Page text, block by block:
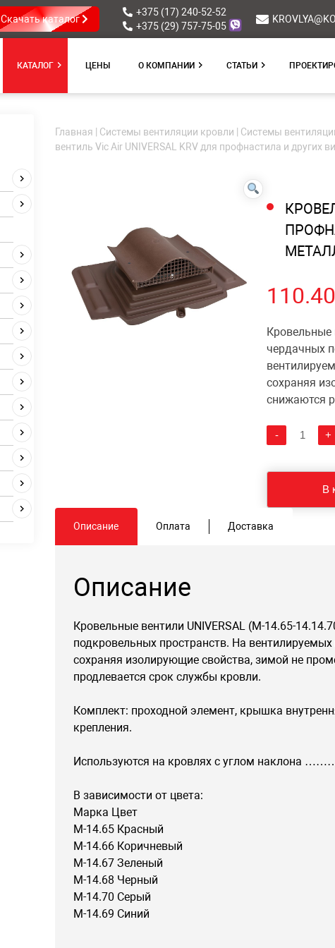
Скачать каталог
+375 (17) 240-52-52
+375 (29) 757-75-05
КАТАЛОГ ЦЕНЫ О КОМПАНИИ СТАТЬИ
Главная Системы вентиляции кровли Системы
вентиль Vic Air UNIVERSAL KRV для профнастила и других
110.40
Кровельные
чердачных
сохраняя
снижаются
-
Air
для
+
В
Описание Оплата Доставка
Описание
Кровельные вентили UNIVERSAL (М-14.65-
подкровельных пространств. На
сохраняя изолирующие свойства, зимой не
продлевается срок службы кровли.
Комплект: проходной элемент, крышка
крепления.
Используются на кровлях с углом наклона
В зависимости от цвета:
Марка Цвет
М-14.65 Красный
М-14.66 Коричневый
М-14.67 Зеленый
М-14.68 Черный
М-14.70 Серый
М-14.69 Синий